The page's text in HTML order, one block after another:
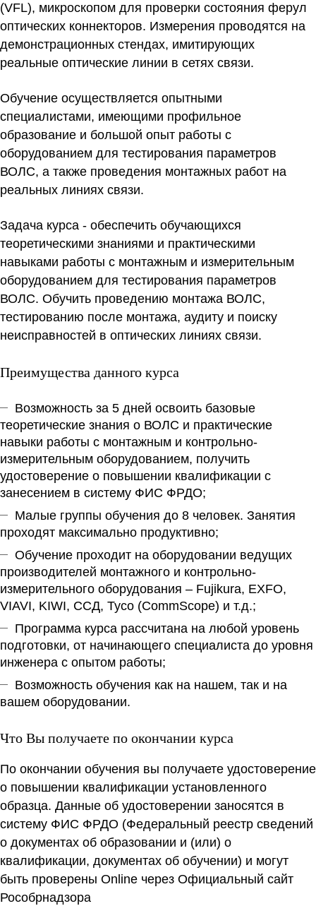
(VFL), микроскопом для проверки состояния ферул
оптических коннекторов. Измерения проводятся на
демонстрационных стендах, имитирующих
реальные оптические линии в сетях связи.
Обучение осуществляется опытными
специалистами, имеющими профильное
образование и большой опыт работы с
оборудованием для тестирования параметров
ВОЛС, а также проведения монтажных работ на
реальных линиях связи.
Задача курса - обеспечить обучающихся
теоретическими знаниями и практическими
навыками работы с монтажным и измерительным
оборудованием для тестирования параметров
ВОЛС. Обучить проведению монтажа ВОЛС,
тестированию после монтажа, аудиту и поиску
неисправностей в оптических линиях связи.
Преимущества данного курса
Возможность за 5 дней освоить базовые
теоретические знания о ВОЛС и практические
навыки работы с монтажным и контрольно-
измерительным оборудованием, получить
удостоверение о повышении квалификации с
занесением в систему ФИС ФРДО;
Малые группы обучения до 8 человек. Занятия
проходят максимально продуктивно;
Обучение проходит на оборудовании ведущих
производителей монтажного и контрольно-
измерительного оборудования – Fujikura, EXFO,
VIAVI, KIWI, ССД, Tyco (CommScope) и т.д.;
Программа курса рассчитана на любой уровень
подготовки, от начинающего специалиста до уровня
инженера с опытом работы;
Возможность обучения как на нашем, так и на
вашем оборудовании.
Что Вы получаете по окончании курса
По окончании обучения вы получаете удостоверение
о повышении квалификации установленного
образца. Данные об удостоверении заносятся в
систему ФИС ФРДО (Федеральный реестр сведений
о документах об образовании и (или) о
квалификации, документах об обучении) и могут
быть проверены Online через Официальный сайт
Рособрнадзора